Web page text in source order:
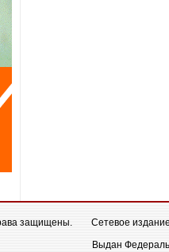
защищены.
Сетевое
Выдан